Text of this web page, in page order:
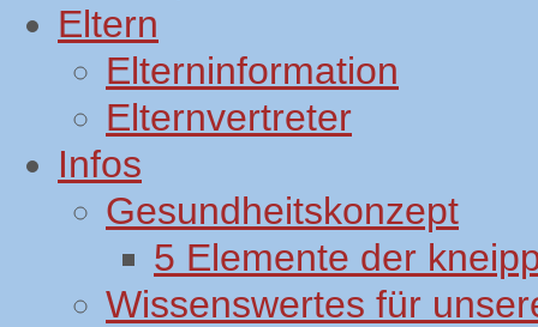
Eltern
Elterninformation
Elternvertreter
Infos
Gesundheitskonzept
5 Elemente der
Wissenswertes für